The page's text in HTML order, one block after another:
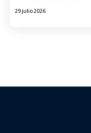
29 julio 2026